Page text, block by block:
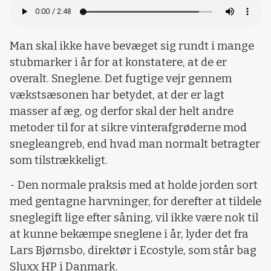
Man skal ikke have bevæget sig rundt i mange
stubmarker i år for at konstatere, at de er
overalt. Sneglene. Det fugtige vejr gennem
vækstsæsonen har betydet, at der er lagt
masser af æg, og derfor skal der helt andre
metoder til for at sikre vinterafgrøderne mod
snegleangreb, end hvad man normalt betragter
som tilstrækkeligt.
- Den normale praksis med at holde jorden sort
med gentagne harvninger, for derefter at tildele
sneglegift lige efter såning, vil ikke være nok til
at kunne bekæmpe sneglene i år, lyder det fra
Lars Bjørnsbo, direktør i Ecostyle, som står bag
Sluxx HP i Danmark.